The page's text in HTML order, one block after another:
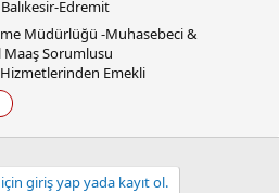
Balıkesir-Edremit
Müdürlüğü -Muhasebeci &
Sorumlusu
Emekli
giriş yap yada kayıt ol.